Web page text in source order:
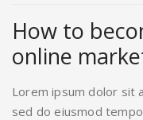
How to
online
Lorem ipsum dolor sit
sed do eiusmod